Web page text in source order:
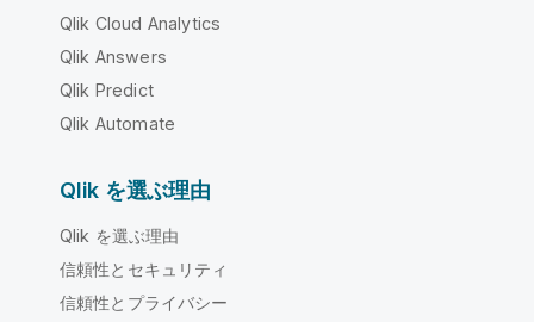
Qlik Cloud Analytics
Qlik Answers
Qlik Predict
Qlik Automate
Qlik を選ぶ理由
Qlik を選ぶ理由
信頼性とセキュリティ
信頼性とプライバシー